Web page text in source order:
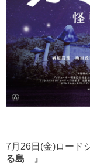
7月26日(金)ロー
る島
』